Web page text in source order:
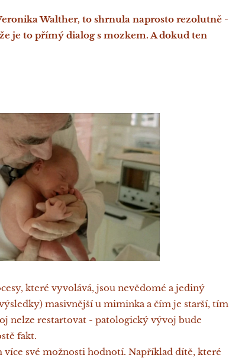
Walther, to shrnula naprosto rezolutně -
je to přímý dialog s mozkem. A dokud ten
které vyvolává, jsou nevědomé a jediný
masivnější u miminka a čím je starší, tím
nelze restartovat - patologický vývoj bude
fakt.
své možnosti hodnotí. Například dítě, které